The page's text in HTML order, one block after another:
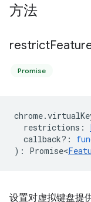
方法
restrict
Promise
chrome.
restrictions :
callback? :
) : Promise<
设置对虚拟键盘提